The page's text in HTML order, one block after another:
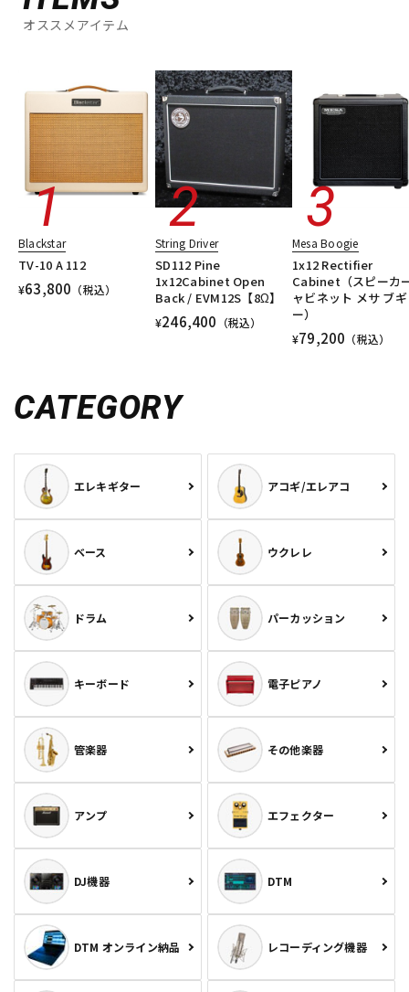
オススメアイテム
Blackstar
TV-10 A 112
¥63,800 （税込）
String Driver
SD112 Pine
1x12Cabinet Open
Back / EVM12S【8Ω】
¥246,400 （税込）
Mesa Boogie
1x12 Rectifier
Cabinet（スピーカ
ャビネット メサ ブギ
ー）
¥79,200 （税込）
CATEGORY
エレキギター アコギ/エレアコ
ベース ウクレレ
ドラム パーカッション
キーボード 電子ピアノ
管楽器 その他楽器
アンプ エフェクター
DJ機器 DTM
DTM オンライン納品 レコーディング機器